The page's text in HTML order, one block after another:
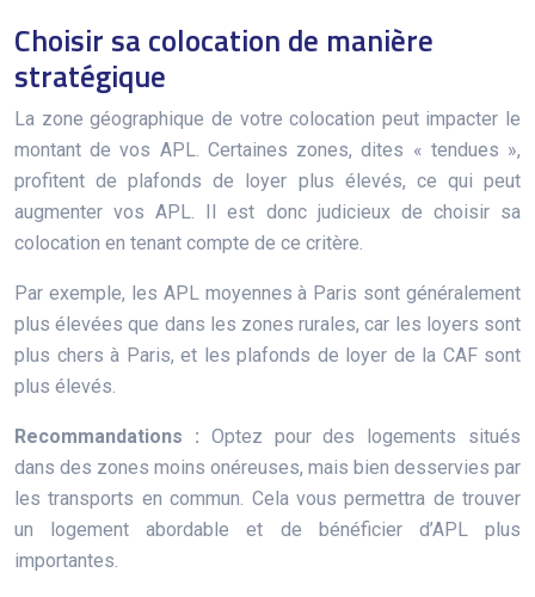
Choisir sa colocation de manière
stratégique
La zone géographique de votre colocation peut impacter le
montant de vos APL. Certaines zones, dites « tendues »,
profitent de plafonds de loyer plus élevés, ce qui peut
augmenter vos APL. Il est donc judicieux de choisir sa
colocation en tenant compte de ce critère.
Par exemple, les APL moyennes à Paris sont généralement
plus élevées que dans les zones rurales, car les loyers sont
plus chers à Paris, et les plafonds de loyer de la CAF sont
plus élevés.
Recommandations : Optez pour des logements situés
dans des zones moins onéreuses, mais bien desservies par
les transports en commun. Cela vous permettra de trouver
un logement abordable et de bénéficier d’APL plus
importantes.